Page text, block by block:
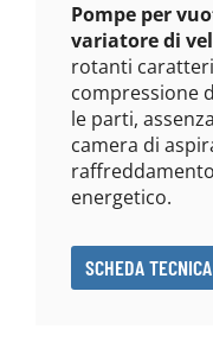
Pompe per
variatore di
rotanti
compressione
le parti,
camera di
energetico.
SCHEDA TECNICA